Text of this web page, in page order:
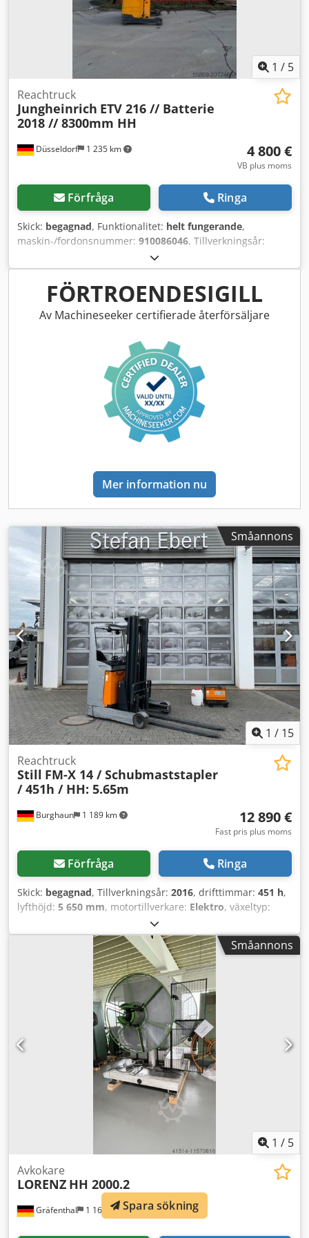
1 / 5
Düsseldorf 1 235 km
Reachtruck
Jungheinrich ETV 216 // Batterie
2018 // 8300mm HH
4 800 €
VB plus moms
Förfråga Ringa
Skick: begagnad, Funktionalitet: helt fungerande,
maskin-/fordonsnummer: 910086046, Tillverkningsår:
, lastkapacitet:
lyfthöjd:8 300 mm, fri lyfthöjd:2 800 mm, bränsletyp:
elektrisk , masttyp:triplex, byggnadshöjd: 3 300 mm
gaffellängd:1 800 mm, drivtyp: Elektro, Stapeltruck med
ledande mast Chassinummer: 910086046 Djdjx H U E Ujpfx
funktionellt Tekniskt skick: bra Batterityp: Tunn plattbatteri
av bly-kol Batteriets tillverkningsår: 2018 Beskrivning:
Jungheinrich ETV 216, tillverkningsår: 2018, driftstimmar:
15 235. Enheten är i gott skick, både visuellt och tekniskt.
Laddare finns tillgänglig på begäran. Snabb och smidig
transport är möjlig efter överenskommelse! Annonsen
syftar endast till att identifiera enheten! En detaljerad
beskrivning av skicket och eventuell utrustning lämnas
förbehålls, försäljning sker endast till företag. Varje
försäljning av begagnade varor sker utan garanti eller
annat ansvar. Om du inte har hittat den stapeltruck du
enheter tillgängliga. Sidoförskjutare,
FÖRTROENDESIGILL
Av Machineseeker certifierade återförsäljare
Mer information nu
Småannons
1 / 15
Burghaun 1 189 km
Reachtruck
Still FM-X 14 / Schubmaststapler
/ 451h / HH: 5.65m
12 890 €
Fast pris plus moms
Förfråga Ringa
Skick: begagnad, Tillverkningsår: 2016, drifttimmar: 451 h,
lyfthöjd: 5 650 mm, motortillverkare: Elektro, växeltyp:
, Still FM-X 14 gaffeltruck med ledarm,
tillverkningsår: 2016, drifttimmar: endast 451 timmar!,
batteriets tillverkningsdatum: 10/2016, tidigare ägare:
Tyska försvarsmakten, nominell lyftkapacitet: 1 400 kg,
lyfthöjd: 5 650 mm, ledarm, trippelmast, inklusive laddare
och vattentank, gaffellängd: 1 200 mm, bra skick!,
omedelbart driftsklar!, På begäran kan vi erbjuda ett
leasing- eller finansieringserbjudande. Herr Mihm (tel. )
hjälper dig gärna. Mer information finns på vår hemsida.
Med reservation för fel och slutförsäljning! Skyddstak,
uthyrning möjligt = Mer information = Lyftkapacitet: 1 400
kg Totalhöjd: 242 cm Djdpfx Aszk S Tnel Sekr Kontakta
Tobias Ebert för mer information.
Småannons
1 / 5
Gräfenthal 1 166 km
Avkokare
LORENZ HH 2000.2
Spara sökning